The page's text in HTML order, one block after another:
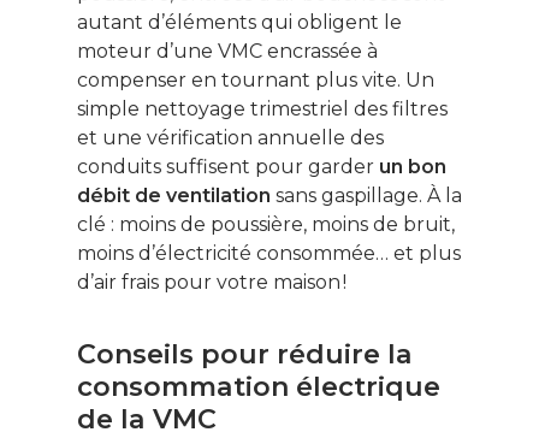
autant d’éléments qui obligent le
moteur d’une VMC encrassée à
compenser en tournant plus vite. Un
simple nettoyage trimestriel des filtres
et une vérification annuelle des
conduits suffisent pour garder un bon
débit de ventilation sans gaspillage. À la
clé : moins de poussière, moins de bruit,
moins d’électricité consommée… et plus
d’air frais pour votre maison !
Conseils pour réduire la
consommation électrique
de la VMC